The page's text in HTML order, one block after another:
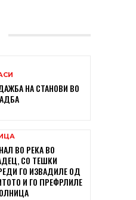
НА СТАНОВИ ВО
ВО РЕКА ВО
СО ТЕШКИ
ГО ИЗВАДИЛЕ ОД
И ГО ПРЕФРЛИЛЕ